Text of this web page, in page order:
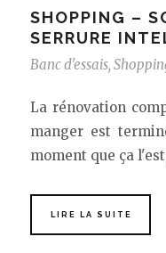
SHOPPING –
SERRURE
Banc d'essais,
La rénovation
manger est
moment que ça
LIRE LA SUITE